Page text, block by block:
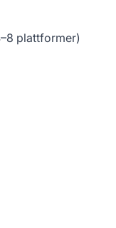
plattformer)